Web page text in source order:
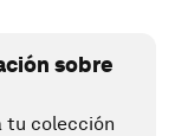
sobre
tu colección